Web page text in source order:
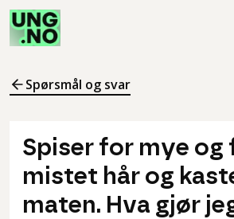
Spørsmål og svar
Spiser for mye og
mistet hår og
maten. Hva gjør